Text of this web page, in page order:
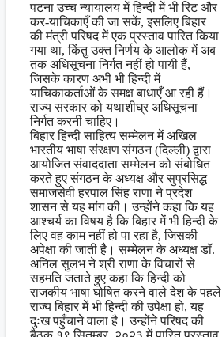
पटना उच्च न्यायालय में हिन्दी में भी रिट और
कर-याचिकाएँ की जा सकें, इसलिए बिहार
की मंत्री परिषद में एक प्रस्ताव पारित किया
गया था, किंतु उक्त निर्णय के आलोक में अब
तक अधिसूचना निर्गत नहीं हो पायी हैं,
जिसके कारण अभी भी हिन्दी में
याचिकाकर्ताओं के समक्ष बाधाएँ आ रही हैं।
राज्य सरकार को यथाशीघ्र अधिसूचना
निर्गत करनी चाहिए।
बिहार हिन्दी साहित्य सम्मेलन में अखिल
भारतीय भाषा संरक्षण संगठन (दिल्ली) द्वारा
आयोजित संवाददाता सम्मेलन को संबोधित
करते हुए संगठन के अध्यक्ष और सुप्रसिद्ध
समाजसेवी हरपाल सिंह राणा ने प्रदेश
शासन से यह मांग की। उन्होंने कहा कि यह
आश्चर्य का विषय है कि बिहार में भी हिन्दी के
लिए वह काम नहीं हो पा रहा है, जिसकी
अपेक्षा की जाती है। सम्मेलन के अध्यक्ष डॉ.
अनिल सुलभ ने श्री राणा के विचारों से
सहमति जताते हुए कहा कि हिन्दी को
राजकीय भाषा घोषित करने वाले देश के पहले
राज्य बिहार में भी हिन्दी की उपेक्षा हो, यह
दुःख पहुँचाने वाला है। उन्होंने परिषद की